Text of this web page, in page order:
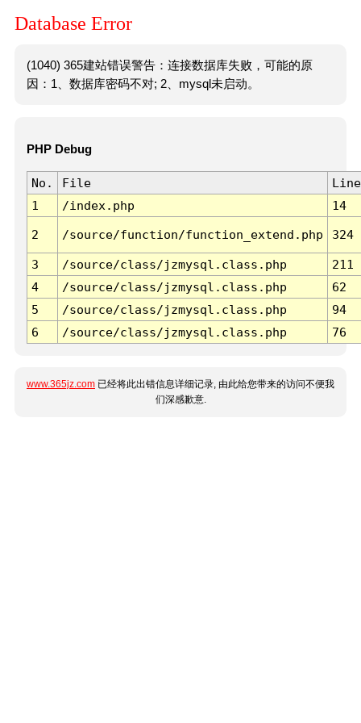
Database Error
(1040) 365建站错误警告：连接数据库失败，可能的原
因：1、数据库密码不对; 2、mysql未启动。
PHP Debug
No. File
Line
1
/index.php 14
2 /source/function/function_extend.php 324
3 /source/class/jzmysql.class.php
211
4
/source/class/jzmysql.class.php
62
5
/source/class/jzmysql.class.php
94
6
/source/class/jzmysql.class.php 76
www.365jz.com 已经将此出错信息详细记录, 由此给您带来的访问不便我
们深感歉意.